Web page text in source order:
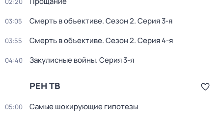
03:05 Смерть в объективе. Сезон 2. Серия 3-я
03:55 Смерть в объективе. Сезон 2. Серия 4-я
04:40 Закулисные войны. Серия 3-я
РЕН ТВ
05:00 Самые шoкиpующие гипотезы